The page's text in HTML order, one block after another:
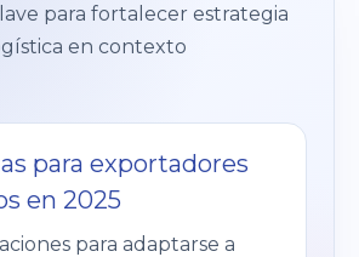
para fortalecer estrategia
en contexto
para exportadores
en 2025
para adaptarse a